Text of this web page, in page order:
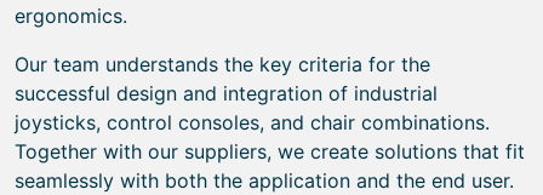
ergonomics.
Our team understands the key criteria for the
successful design and integration of industrial
joysticks, control consoles, and chair combinations.
Together with our suppliers, we create solutions that fit
seamlessly with both the application and the end user.